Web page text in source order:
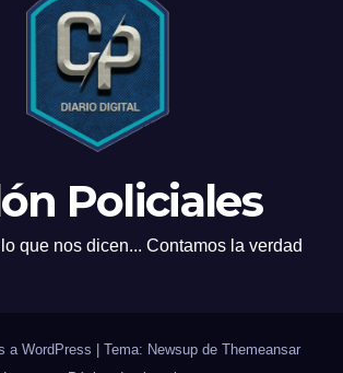
Policiales
que nos dicen... Contamos la verdad
a WordPress Tema: Newsup de Themeansar